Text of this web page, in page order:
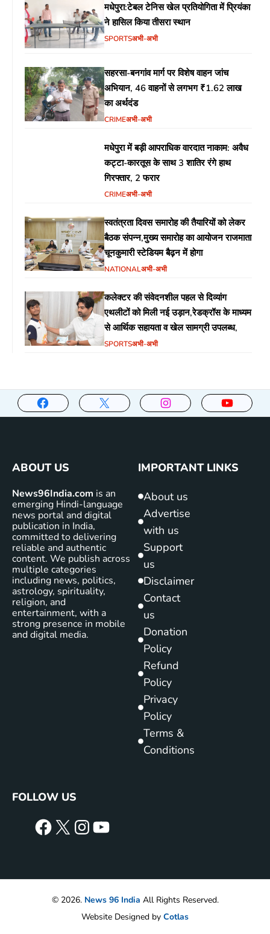
मधेपुरा:टेबल टेनिस खेल प्रतियोगिता में प्रियंका
ने हासिल किया तीसरा स्थान
SPORTSअभी-अभी
सहरसा-बनगांव मार्ग पर विशेष वाहन जांच
अभियान, 46 वाहनों से लगभग ₹1.62 लाख
का अर्थदंड
CRIMEअभी-अभी
मधेपुरा में बड़ी आपराधिक वारदात नाकाम: अवैध
कट्टा-कारतूस के साथ 3 शातिर रंगे हाथ
गिरफ्तार, 2 फरार
CRIMEअभी-अभी
स्वतंत्रता दिवस समारोह की तैयारियों को लेकर
बैठक संपन्न,मुख्य समारोह का आयोजन राजमाता
चूनकुमारी स्टेडियम बैढ़न में होगा
NATIONALअभी-अभी
कलेक्टर की संवेदनशील पहल से दिव्यांग
एथलीटों को मिली नई उड़ान,रेडक्रॉस के माध्यम
से आर्थिक सहायता व खेल सामग्री उपलब्ध,
SPORTSअभी-अभी
ABOUT US
News96India.com is an
emerging Hindi-language
news portal and digital
publication in India,
committed to delivering
reliable and authentic
content. We publish across
multiple categories
including news, politics,
astrology, spirituality,
religion, and
entertainment, with a
strong presence in mobile
and digital media.
IMPORTANT LINKS
About us
Advertise
with us
Support
us
Disclaimer
Contact
us
Donation
Policy
Refund
Policy
Privacy
Policy
Terms &
Conditions
FOLLOW US
© 2026. News 96 India All Rights Reserved.
Website Designed by Cotlas